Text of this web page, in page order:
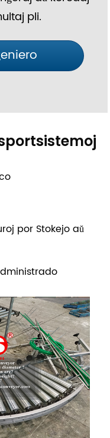
pli.
por Stokejo aŭ